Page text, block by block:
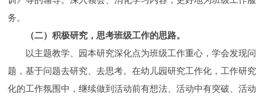
务。
（二）积极研究，思考班级工作的思路。
以主题教学、园本研究深化点为班级工作重心，学会发现问
题，基于问题去研究、去思考。在幼儿园研究工作化，工作研究
化的工作氛围中，继续做到活动前有想法、活动中有突破、活动